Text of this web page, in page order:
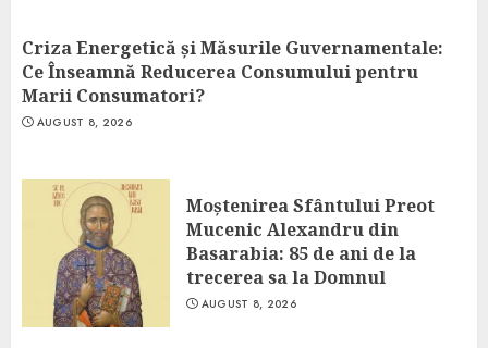
Criza Energetică și Măsurile Guvernamentale:
Ce Înseamnă Reducerea Consumului pentru
Marii Consumatori?
AUGUST 8, 2026
Moștenirea Sfântului Preot
Mucenic Alexandru din
Basarabia: 85 de ani de la
trecerea sa la Domnul
AUGUST 8, 2026